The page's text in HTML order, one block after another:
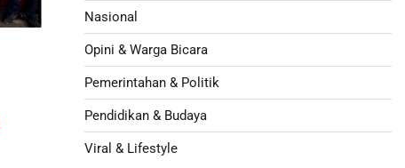
Nasional
Opini & Warga Bicara
Pemerintahan & Politik
Pendidikan & Budaya
Viral & Lifestyle